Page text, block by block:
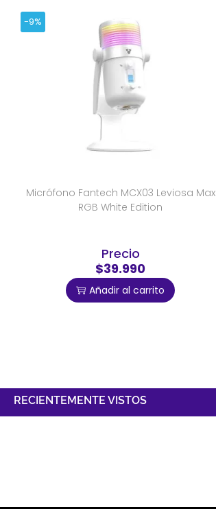
-9%
Micrófono Fantech MCX03 Leviosa Max
RGB White Edition
Precio
$39.990
Añadir al carrito
RECIENTEMENTE VISTOS